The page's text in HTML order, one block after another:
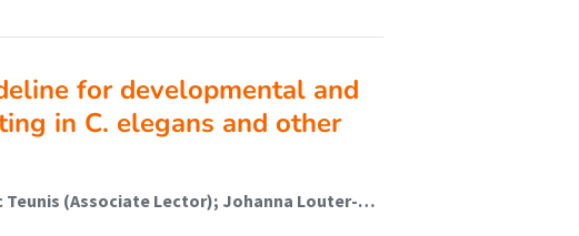
for developmental and
in C. elegans and other
Monique van der Voet (Onderzoeker); Marc Teunis (Associate Lector); Johanna Louter-Van de Haar (Onderzoeker); Nienke Stigter (Onderzoeker); Diksha Balla (Onderzoeker); Martijn Rooseboom (Onderzoeker); Kimberley Wever (Onderzoeker); Cyrille Krul (Lector); Raymond Pieters (Lector); Marjolein Wildwater (Onderzoeker); Vera van Noort (Onderzoeker)